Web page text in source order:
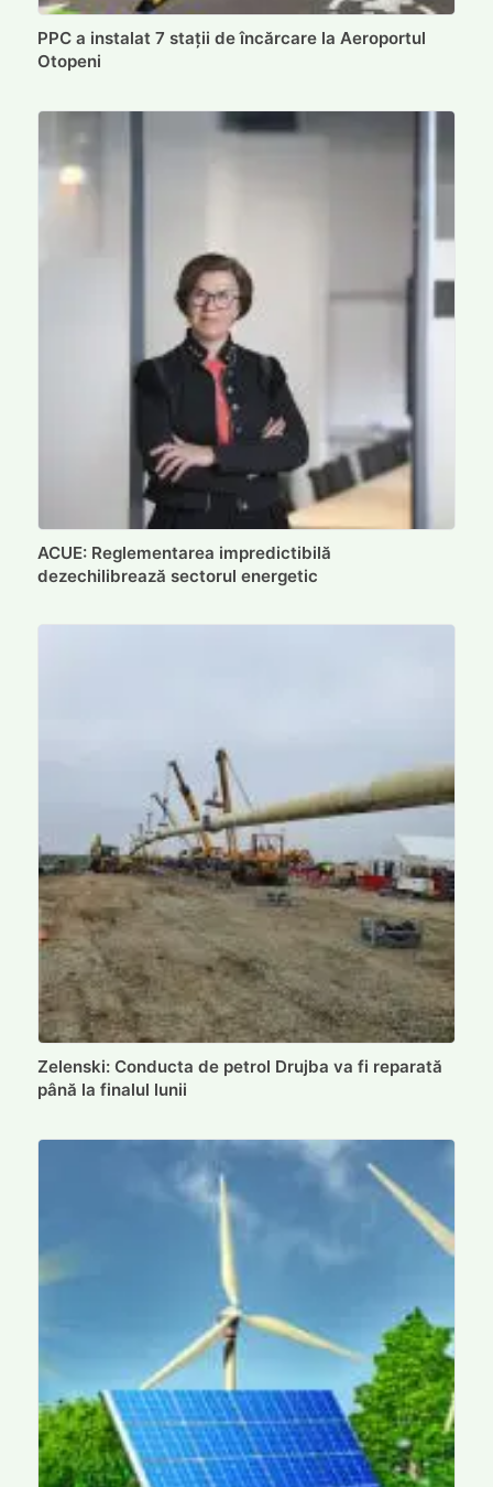
PPC a instalat 7 stații de încărcare la Aeroportul
Otopeni
ACUE: Reglementarea impredictibilă
dezechilibrează sectorul energetic
Zelenski: Conducta de petrol Drujba va fi reparată
până la finalul lunii